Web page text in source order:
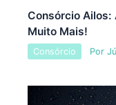
Consórcio Ailos:
Muito Mais!
Consórcio Por